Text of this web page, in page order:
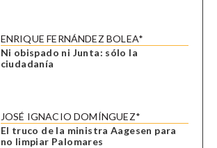
ENRIQUE FERNÁNDEZ BOLEA*
Ni obispado ni Junta: sólo la
ciudadanía
JOSÉ IGNACIO DOMÍNGUEZ*
El truco de la ministra Aagesen para
no limpiar Palomares